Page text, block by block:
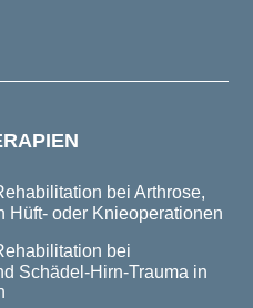
bei Arthrose,
Hüft- oder Knieoperationen
bei
Schädel-Hirn-Trauma in